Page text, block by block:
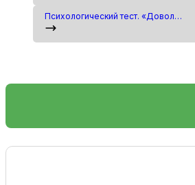
Психологический тест. «Довольны ли вы собой?»